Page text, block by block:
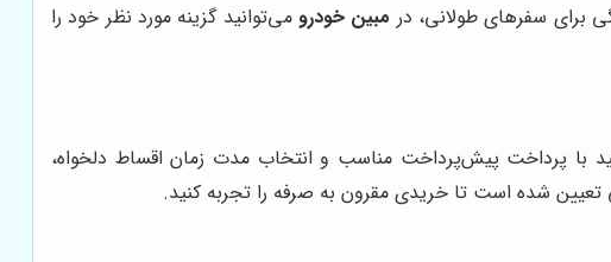
برای سفرهای طولانی، در مبین خودرو می‌توانید گزینه مورد نظر خود را
با پرداخت پیش‌پرداخت مناسب و انتخاب مدت زمان اقساط دلخواه،
شده است تا خریدی مقرون به صرفه را تجربه کنید.